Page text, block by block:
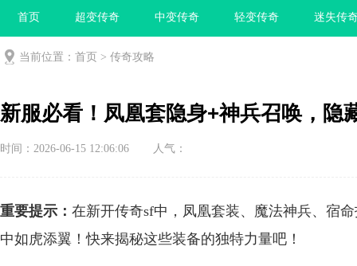
首页 超变传奇 中变传奇 轻变传奇 迷失传
当前位置： 首页 > 传奇攻略
新服必看！凤凰套隐身+神兵召唤，隐
时间：2026-06-15 12:06:06 人气：
重要提示： 在新开传奇sf中，凤凰套装、魔法神兵、宿
中如虎添翼！快来揭秘这些装备的独特力量吧！